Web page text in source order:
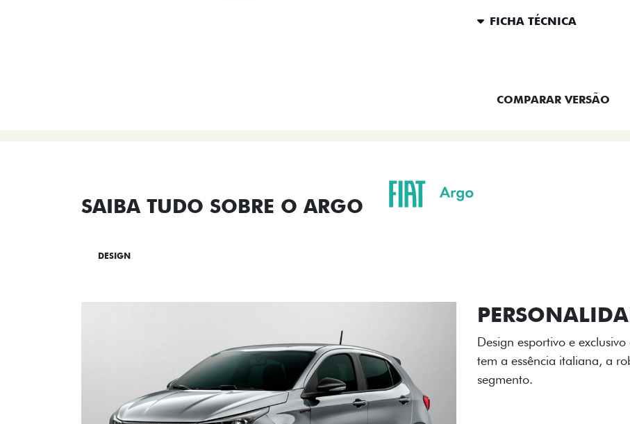
FICHA TÉCNICA
COMPARAR VERSÃO
SAIBA TUDO SOBRE O ARGO
DESIGN
A flag italiana e o novo
carro, que possui